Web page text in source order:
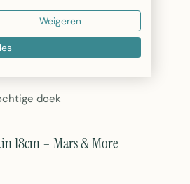
doek
18cm – Mars & More
Weigeren